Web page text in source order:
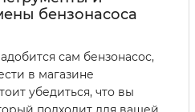
бензонасоса
сам бензонасос,
в магазине
убедиться, что вы